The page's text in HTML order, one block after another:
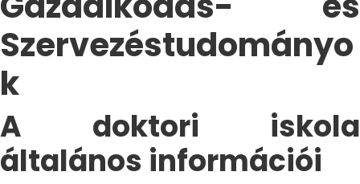
Szervezéstudományo
k
A doktori iskola
általános információi